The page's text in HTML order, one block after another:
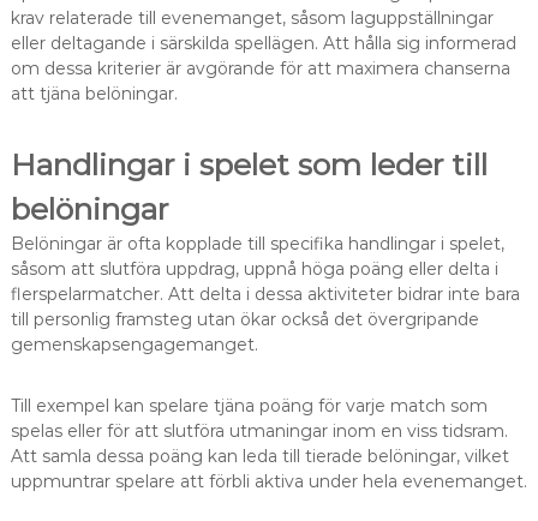
krav relaterade till evenemanget, såsom laguppställningar
eller deltagande i särskilda spellägen. Att hålla sig informerad
om dessa kriterier är avgörande för att maximera chanserna
att tjäna belöningar.
Handlingar i spelet som leder till
belöningar
Belöningar är ofta kopplade till specifika handlingar i spelet,
såsom att slutföra uppdrag, uppnå höga poäng eller delta i
flerspelarmatcher. Att delta i dessa aktiviteter bidrar inte bara
till personlig framsteg utan ökar också det övergripande
gemenskapsengagemanget.
Till exempel kan spelare tjäna poäng för varje match som
spelas eller för att slutföra utmaningar inom en viss tidsram.
Att samla dessa poäng kan leda till tierade belöningar, vilket
uppmuntrar spelare att förbli aktiva under hela evenemanget.